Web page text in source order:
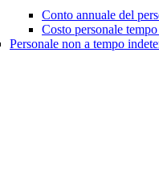
Conto annuale del
Costo personale
Personale non a tempo